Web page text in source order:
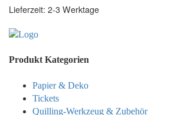
Lieferzeit: 2-3 Werktage
Produkt Kategorien
Papier & Deko
Tickets
Quilling-Werkzeug & Zubehör